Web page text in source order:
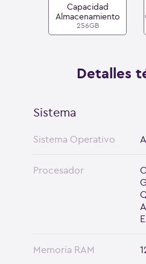
Capacidad
Almacenamiento
256GB
Detalles
Sistema
Sistema Operativo
Procesador
Memoria RAM